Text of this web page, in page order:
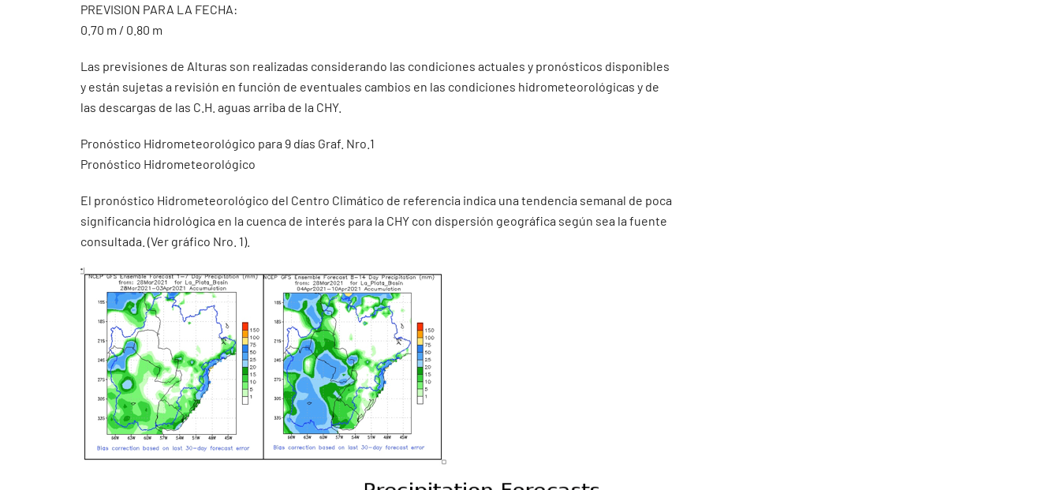
PREVISION PARA LA FECHA:
0.70 m / 0.80 m
Las previsiones de Alturas son realizadas considerando las condiciones actuales y pronósticos disponibles
y están sujetas a revisión en función de eventuales cambios en las condiciones hidrometeorológicas y de
las descargas de las C.H. aguas arriba de la CHY.
Pronóstico Hidrometeorológico para 9 días Graf. Nro.1
Pronóstico Hidrometeorológico
El pronóstico Hidrometeorológico del Centro Climático de referencia indica una tendencia semanal de poca
significancia hidrológica en la cuenca de interés para la CHY con dispersión geográfica según sea la fuente
consultada. (Ver gráfico Nro. 1).